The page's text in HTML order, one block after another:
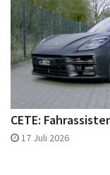
CETE:
17 Juli 2026